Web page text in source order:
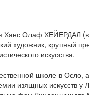
Ханс Олаф ХЕЙЕРДАЛ
художник, крупный
искусства.
школе в Осло,
изящных искусств у